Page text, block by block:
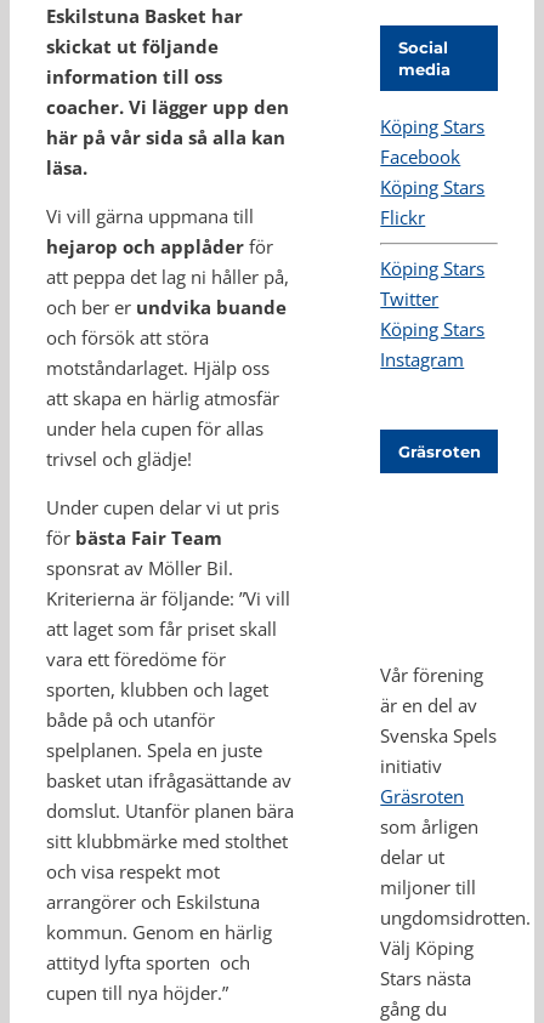
Eskilstuna Basket har
skickat ut följande
information till oss
coacher. Vi lägger upp den
här på vår sida så alla kan
läsa.
Vi vill gärna uppmana till
hejarop och applåder för
att peppa det lag ni håller på,
och ber er undvika buande
och försök att störa
motståndarlaget. Hjälp oss
att skapa en härlig atmosfär
under hela cupen för allas
trivsel och glädje!
Under cupen delar vi ut pris
för bästa Fair Team
sponsrat av Möller Bil.
Kriterierna är följande: ”Vi vill
att laget som får priset skall
vara ett föredöme för
sporten, klubben och laget
både på och utanför
spelplanen. Spela en juste
basket utan ifrågasättande av
domslut. Utanför planen bära
sitt klubbmärke med stolthet
och visa respekt mot
arrangörer och Eskilstuna
kommun. Genom en härlig
attityd lyfta sporten och
cupen till nya höjder.”
Social
media
Köping Stars
Facebook
Köping Stars
Flickr
Köping Stars
Twitter
Köping Stars
Instagram
Gräsroten
Vår förening
är en del av
Svenska Spels
initiativ
Gräsroten
som årligen
delar ut
miljoner till
ungdomsidrotten.
Välj Köping
Stars nästa
gång du